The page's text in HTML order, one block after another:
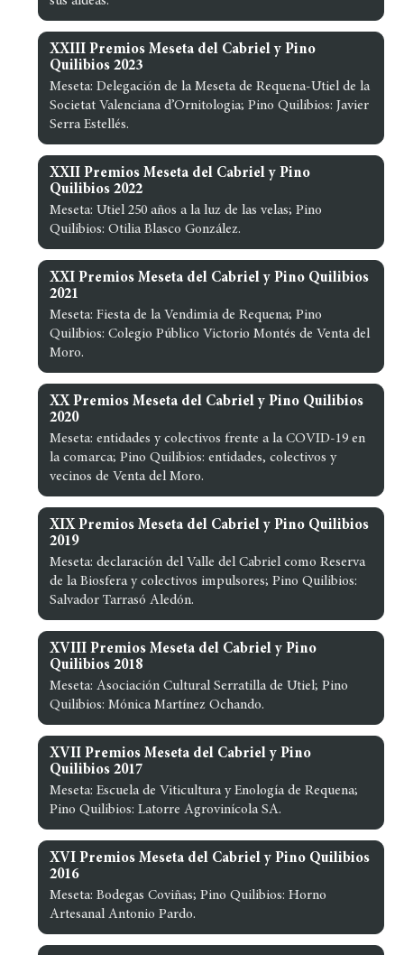
XXIII Premios Meseta del Cabriel y Pino
Quilibios 2023
Meseta: Delegación de la Meseta de Requena-Utiel de la
Societat Valenciana d’Ornitologia; Pino Quilibios: Javier
Serra Estellés.
XXII Premios Meseta del Cabriel y Pino
Quilibios 2022
Meseta: Utiel 250 años a la luz de las velas; Pino
Quilibios: Otilia Blasco González.
XXI Premios Meseta del Cabriel y Pino Quilibios
2021
Meseta: Fiesta de la Vendimia de Requena; Pino
Quilibios: Colegio Público Victorio Montés de Venta del
Moro.
XX Premios Meseta del Cabriel y Pino Quilibios
2020
Meseta: entidades y colectivos frente a la COVID-19 en
la comarca; Pino Quilibios: entidades, colectivos y
vecinos de Venta del Moro.
XIX Premios Meseta del Cabriel y Pino Quilibios
2019
Meseta: declaración del Valle del Cabriel como Reserva
de la Biosfera y colectivos impulsores; Pino Quilibios:
Salvador Tarrasó Aledón.
XVIII Premios Meseta del Cabriel y Pino
Quilibios 2018
Meseta: Asociación Cultural Serratilla de Utiel; Pino
Quilibios: Mónica Martínez Ochando.
XVII Premios Meseta del Cabriel y Pino
Quilibios 2017
Meseta: Escuela de Viticultura y Enología de Requena;
Pino Quilibios: Latorre Agrovinícola SA.
XVI Premios Meseta del Cabriel y Pino Quilibios
2016
Meseta: Bodegas Coviñas; Pino Quilibios: Horno
Artesanal Antonio Pardo.